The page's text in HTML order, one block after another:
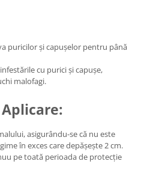
puricilor și capușelor pentru până
cu purici și capușe,
malofagi.
asigurându-se că nu este
în exces care depășește 2 cm.
pe toată perioada de protecție